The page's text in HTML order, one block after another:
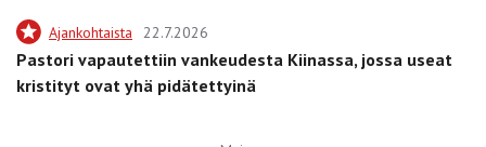
Ajankohtaista 22.7.2026
Pastori vapautettiin vankeudesta Kiinassa, jossa useat
kristityt ovat yhä pidätettyinä